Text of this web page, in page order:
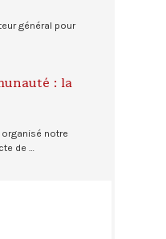
général pour
: la
notre
de …